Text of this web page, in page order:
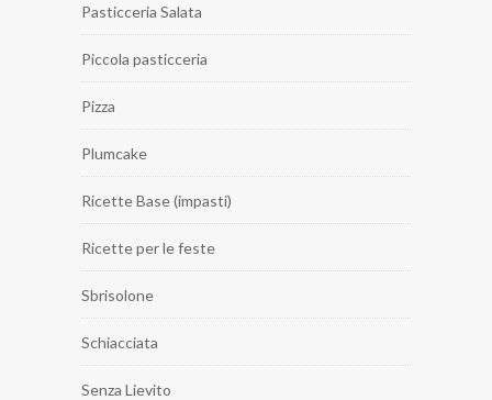
Pasticceria Salata
Piccola pasticceria
Pizza
Plumcake
Ricette Base (impasti)
Ricette per le feste
Sbrisolone
Schiacciata
Senza Lievito